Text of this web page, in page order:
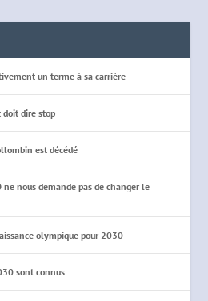
un terme à sa carrière
doit dire stop
est décédé
ne nous demande pas de changer le
olympique pour 2030
sont connus